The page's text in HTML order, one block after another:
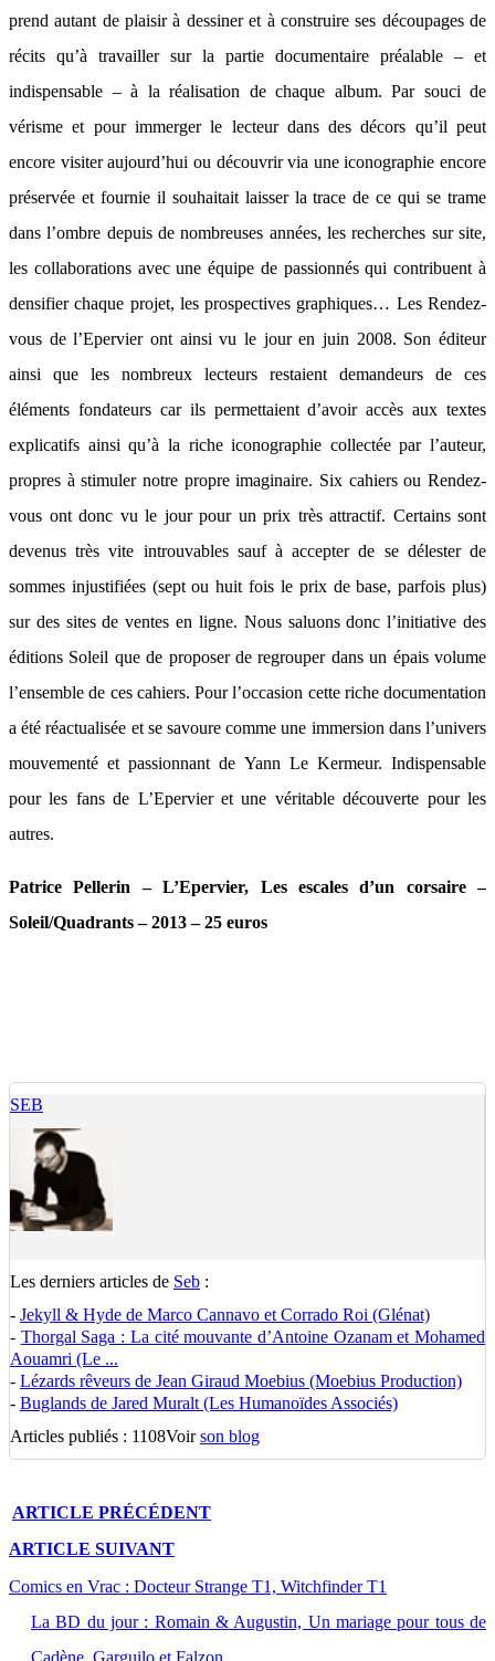
prend autant de plaisir à dessiner et à construire ses découpages de
récits qu’à travailler sur la partie documentaire préalable – et
indispensable – à la réalisation de chaque album. Par souci de
vérisme et pour immerger le lecteur dans des décors qu’il peut
encore visiter aujourd’hui ou découvrir via une iconographie encore
préservée et fournie il souhaitait laisser la trace de ce qui se trame
dans l’ombre depuis de nombreuses années, les recherches sur site,
les collaborations avec une équipe de passionnés qui contribuent à
densifier chaque projet, les prospectives graphiques… Les Rendez-
vous de l’Epervier ont ainsi vu le jour en juin 2008. Son éditeur
ainsi que les nombreux lecteurs restaient demandeurs de ces
éléments fondateurs car ils permettaient d’avoir accès aux textes
explicatifs ainsi qu’à la riche iconographie collectée par l’auteur,
propres à stimuler notre propre imaginaire. Six cahiers ou Rendez-
vous ont donc vu le jour pour un prix très attractif. Certains sont
devenus très vite introuvables sauf à accepter de se délester de
sommes injustifiées (sept ou huit fois le prix de base, parfois plus)
sur des sites de ventes en ligne. Nous saluons donc l’initiative des
éditions Soleil que de proposer de regrouper dans un épais volume
l’ensemble de ces cahiers. Pour l’occasion cette riche documentation
a été réactualisée et se savoure comme une immersion dans l’univers
mouvementé et passionnant de Yann Le Kermeur. Indispensable
pour les fans de L’Epervier et une véritable découverte pour les
autres.
Patrice Pellerin – L’Epervier, Les escales d’un corsaire –
Soleil/Quadrants – 2013 – 25 euros
SEB
Les derniers articles de Seb :
- Jekyll & Hyde de Marco Cannavo et Corrado Roi (Glénat)
- Thorgal Saga : La cité mouvante d’Antoine Ozanam et Mohamed
Aouamri (Le ...
- Lézards rêveurs de Jean Giraud Moebius (Moebius Production)
- Buglands de Jared Muralt (Les Humanoïdes Associés)
Articles publiés : 1108Voirson blog
ARTICLE PRÉCÉDENT
ARTICLE SUIVANT
Comics en Vrac : Docteur Strange T1, Witchfinder T1
La BD du jour : Romain & Augustin, Un mariage pour tous de
Cadène, Garguilo et Falzon